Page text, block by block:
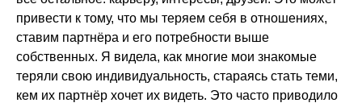
привести к тому, что мы теряем себя в отношениях,
ставим партнёра и его потребности выше
собственных. Я видела, как многие мои знакомые
теряли свою индивидуальность, стараясь стать теми,
кем их партнёр хочет их видеть. Это часто приводило